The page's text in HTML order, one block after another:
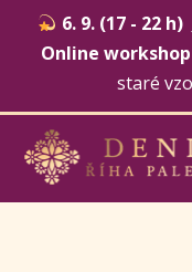
6. 9. (17 - 22 h)
Online
staré